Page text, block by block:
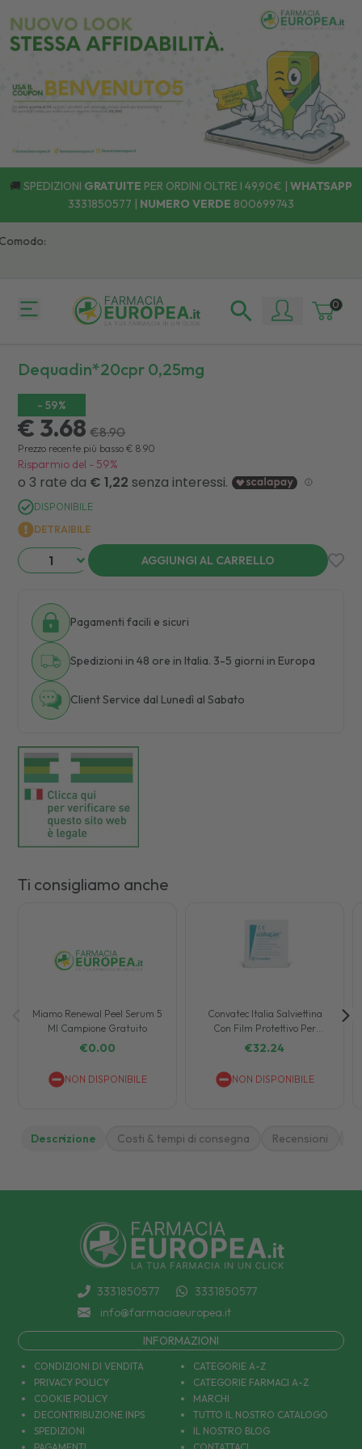
🚚 SPEDIZIONI GRATUITE PER ORDINI OLTRE I 49,90€ | WHATSAPP
3331850577 | NUMERO VERDE 800699743
0
Dequadin*20cpr 0,25mg
- 59%
€ 3.68 €8.90
Prezzo recente più basso € 8.90
Risparmio del - 59%
DISPONIBILE
DETRAIBILE
AGGIUNGI AL CARRELLO
Pagamenti facili e sicuri
Spedizioni in 48 ore in Italia. 3-5 giorni in Europa
Client Service dal Lunedì al Sabato
Ti consigliamo anche
Miamo Renewal Peel Serum 5
Ml Campione Gratuito
€0.00
NON DISPONIBILE
Convatec Italia Salviettina
Con Film Protettivo Per
Stomia Convacare 100 Pezzi
€32.24
NON DISPONIBILE
Descrizione Costi & tempi di consegna Recensioni
3331850577
3331850577
info@farmaciaeuropea.it
INFORMAZIONI
CONDIZIONI DI VENDITA
PRIVACY POLICY
COOKIE POLICY
DECONTRIBUZIONE INPS
SPEDIZIONI
CATEGORIE A-Z
CATEGORIE FARMACI A-Z
MARCHI
TUTTO IL NOSTRO CATALOGO
IL NOSTRO BLOG